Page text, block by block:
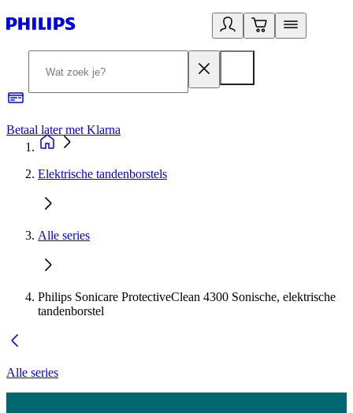
Betaal later met Klarna
Elektrische tandenborstels
Alle series
Philips Sonicare ProtectiveClean 4300 Sonische, elektrische
tandenborstel
Alle series